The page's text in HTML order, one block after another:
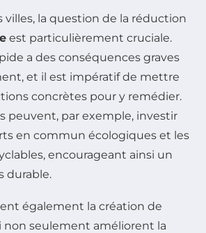
villes, la question de la réduction
est particulièrement cruciale.
a des conséquences graves
et il est impératif de mettre
concrètes pour y remédier.
peuvent, par exemple, investir
en commun écologiques et les
encourageant ainsi un
durable.
également la création de
non seulement améliorent la